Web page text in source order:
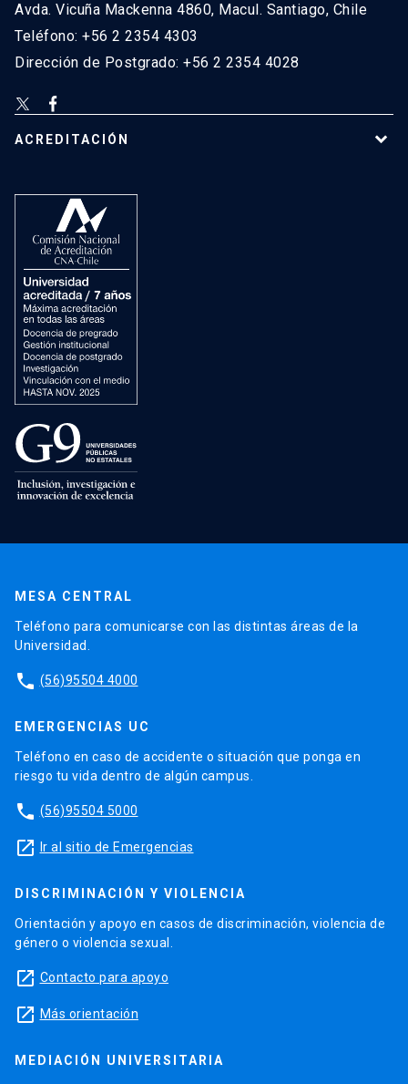
Avda. Vicuña Mackenna 4860, Macul. Santiago, Chile
Teléfono: +56 2 2354 4303
Dirección de Postgrado: +56 2 2354 4028
ACREDITACIÓN
MESA CENTRAL
Teléfono para comunicarse con las distintas áreas de la
Universidad.
phone (56)95504 4000
EMERGENCIAS UC
Teléfono en caso de accidente o situación que ponga en
riesgo tu vida dentro de algún campus.
phone (56)95504 5000
launch Ir al sitio de Emergencias
DISCRIMINACIÓN Y VIOLENCIA
Orientación y apoyo en casos de discriminación, violencia de
género o violencia sexual.
launch Contacto para apoyo
launch Más orientación
MEDIACIÓN UNIVERSITARIA